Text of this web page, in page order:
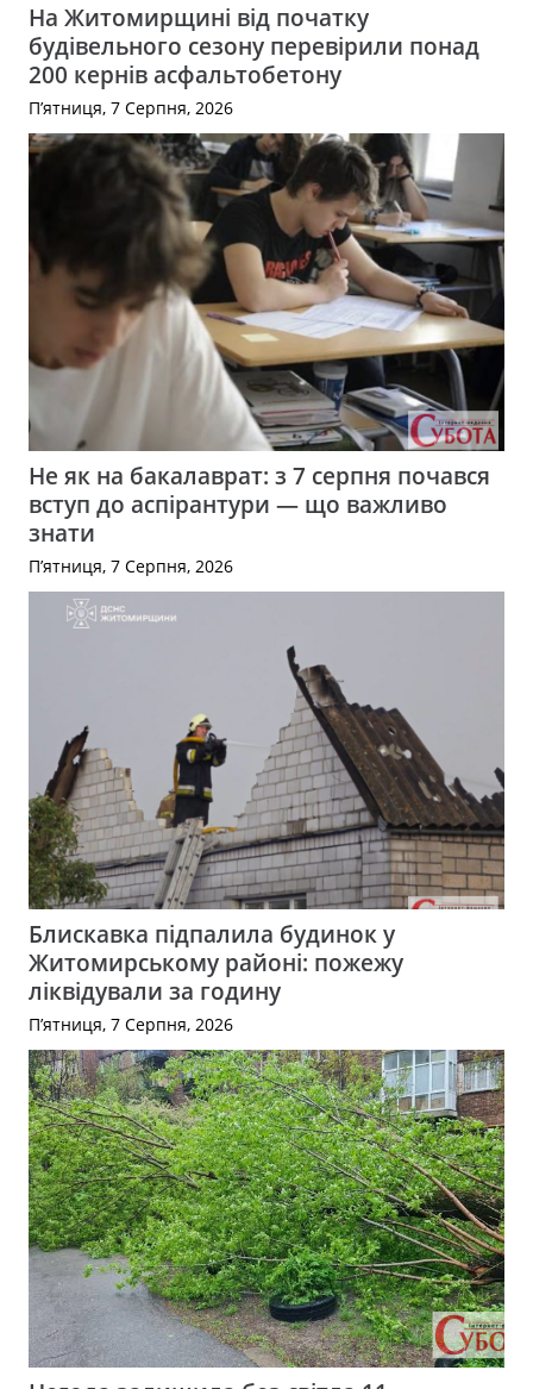
На Житомирщині від початку
будівельного сезону перевірили понад
200 кернів асфальтобетону
П’ятниця, 7 Серпня, 2026
Не як на бакалаврат: з 7 серпня почався
вступ до аспірантури — що важливо
знати
П’ятниця, 7 Серпня, 2026
Блискавка підпалила будинок у
Житомирському районі: пожежу
ліквідували за годину
П’ятниця, 7 Серпня, 2026